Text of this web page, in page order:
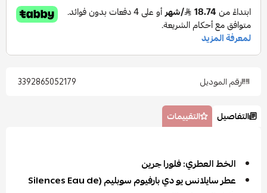
رقم الموديل 3392865052179
التفاصيل التقييمات
الخط العطري: فلورا جرين
عطر سايلانس يو دي بارفيوم سوبليم (Silences Eau de